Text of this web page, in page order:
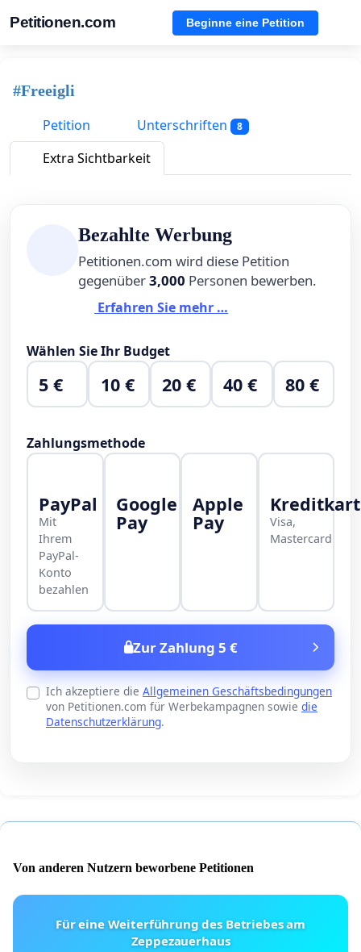
Petitionen.com Beginne eine Petition
#Freeigli
Petition
Unterschriften 8
Extra Sichtbarkeit
Bezahlte Werbung
Petitionen.com wird diese Petition
gegenüber3,000 Personen bewerben.
Erfahren Sie mehr …
Wählen Sie Ihr Budget
5 € 10 € 20 € 40 € 80 €
Zahlungsmethode
PayPal
Mit
Ihrem
PayPal-
Konto
bezahlen
Google
Pay
Apple
Pay
Visa,
Mastercard
Zur Zahlung 5 €
Ich akzeptiere die Allgemeinen Geschäftsbedingungen
von Petitionen.com für Werbekampagnen sowie die
Datenschutzerklärung.
Von anderen Nutzern beworbene Petitionen
Für eine Weiterführung des Betriebes am
Zeppezauerhaus